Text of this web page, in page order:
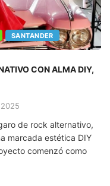
SANTANDER
de rock alternativo,
marcada estética DIY
comenzó como